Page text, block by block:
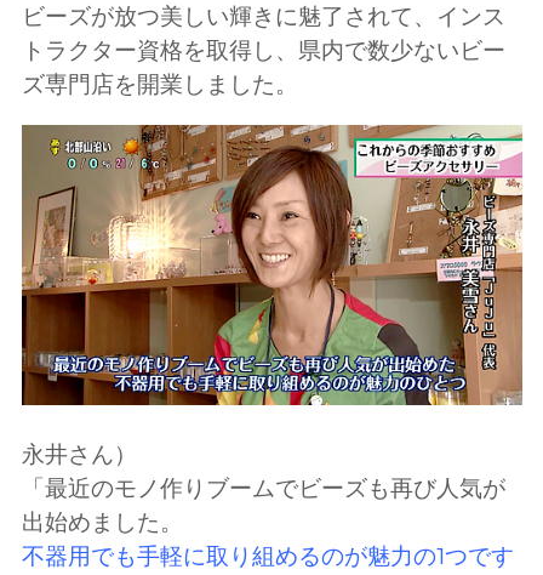
ビーズが放つ美しい輝きに魅了されて、インス
トラクター資格を取得し、県内で数少ないビー
ズ専門店を開業しました。
永井さん）
「最近のモノ作りブームでビーズも再び人気が
出始めました。
不器用でも手軽に取り組めるのが魅力の1つです